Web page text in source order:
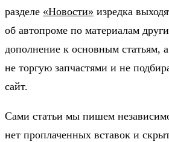
разделе «Новости» изредка
об автопроме по материалам
дополнение к основным статьям,
не торгую запчастями и не
сайт.
Сами статьи мы пишем
нет проплаченных вставок и